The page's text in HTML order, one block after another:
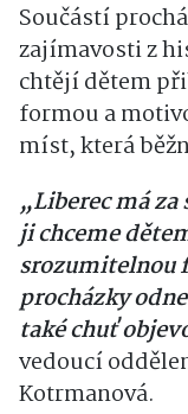
Součástí
zajímavosti z
chtějí dětem
formou a
míst, která
„Liberec má
ji chceme
srozumitelnou
procházky
také chuť
vedoucí
Kotrmanová.